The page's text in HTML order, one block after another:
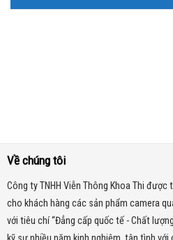
Về chúng tôi
Công ty TNHH Viễn Thông Khoa Thi
cho khách hàng các sản phẩm camera
với tiêu chí “Đẳng cấp quốc tế - Chất